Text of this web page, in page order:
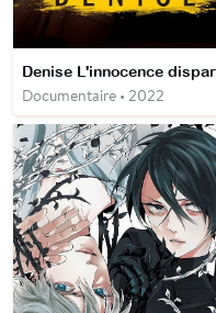
Documentaire • 2022